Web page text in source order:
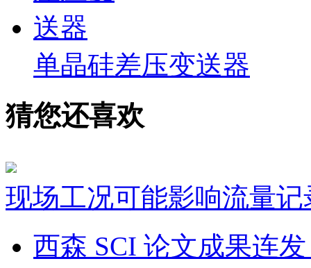
单晶硅差压变送器
猜您还喜欢
现场工况可能影响流量
西森 SCI 论文成果连